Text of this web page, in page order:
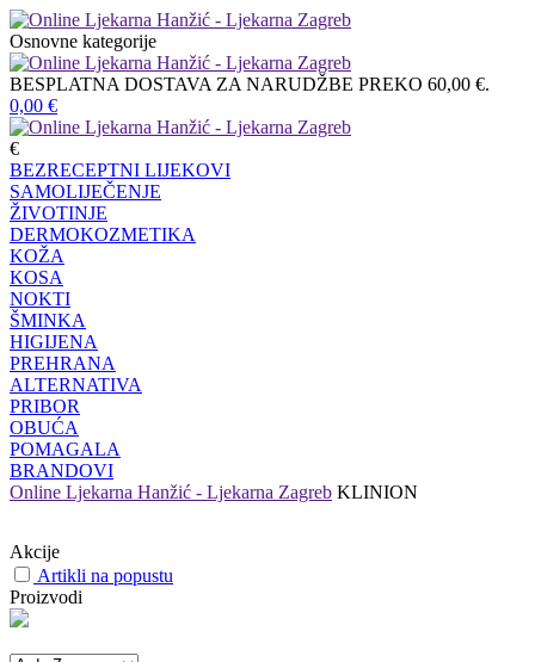
Osnovne kategorije
BESPLATNA DOSTAVA ZA NARUDŽBE PREKO 60,00 €.
0,00 €
€
BEZRECEPTNI LIJEKOVI
SAMOLIJEČENJE
ŽIVOTINJE
DERMOKOZMETIKA
KOŽA
KOSA
NOKTI
ŠMINKA
HIGIJENA
PREHRANA
ALTERNATIVA
PRIBOR
OBUĆA
POMAGALA
BRANDOVI
Online Ljekarna Hanžić - Ljekarna Zagreb KLINION
Akcije
Artikli na popustu
Proizvodi